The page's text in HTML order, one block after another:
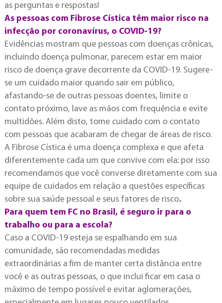
as perguntas e respostas!
As pessoas com Fibrose Cística têm maior risco na
infecção por coronavírus, o COVID-19?
Evidências mostram que pessoas com doenças crônicas,
incluindo doença pulmonar, parecem estar em maior
risco de doença grave decorrente da COVID-19. Sugere-
se um cuidado maior quando sair em público,
afastando-se de outras pessoas doentes, limite o
contato próximo, lave as mãos com frequência e evite
multidões. Além disto, tome cuidado com o contato
com pessoas que acabaram de chegar de áreas de risco.
A Fibrose Cística é uma doença complexa e que afeta
diferentemente cada um que convive com ela; por isso
recomendamos que você converse diretamente com sua
equipe de cuidados em relação a questões específicas
sobre sua saúde pessoal e seus fatores de risco.
Para quem tem FC no Brasil, é seguro ir para o
trabalho ou para a escola?
Caso a COVID-19 esteja se espalhando em sua
comunidade, são recomendadas medidas
extraordinárias a fim de manter certa distância entre
você e as outras pessoas, o que inclui ficar em casa o
máximo de tempo possível e evitar aglomerações,